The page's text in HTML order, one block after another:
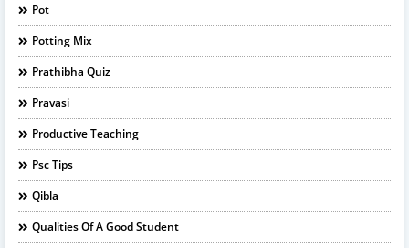
Pot
Potting Mix
Prathibha Quiz
Pravasi
Productive Teaching
Psc Tips
Qibla
Qualities Of A Good Student